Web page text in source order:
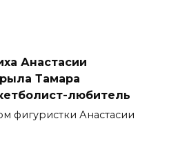
Анастасии
Тамара
любитель
фигуристки Анастасии